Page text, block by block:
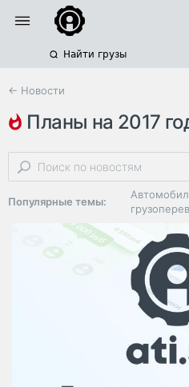
Найти грузы
← Новости
планы на 2017
тариф за проезд по федеральным
Популярные темы:
логистика
ЭДО, ИТ в
логистике
Дороги,